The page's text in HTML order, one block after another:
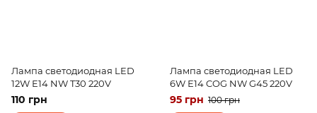
Лампа светодиодная LED
12W E14 NW T30 220V
110 грн
Лампа светодиодная LED
6W Е14 COG NW G45 220V
95 грн 100 грн